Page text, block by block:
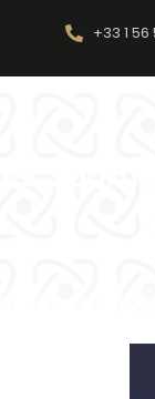
+33 1